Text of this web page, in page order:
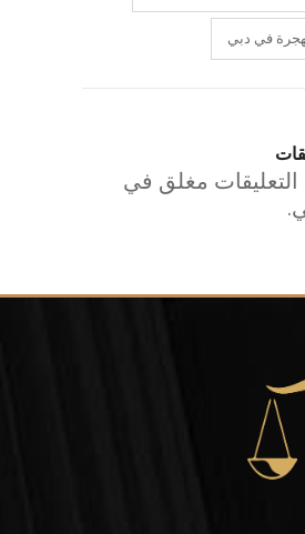
في دبي
التعليقات مغلق في